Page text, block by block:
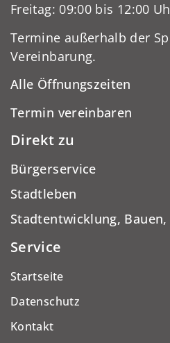
Freitag: 09:00 bis 12:00
Termine außerhalb der
Vereinbarung.
Alle Öffnungszeiten
Termin vereinbaren
Direkt zu
Bürgerservice
Stadtleben
Stadtentwicklung,
Service
Startseite
Datenschutz
Kontakt